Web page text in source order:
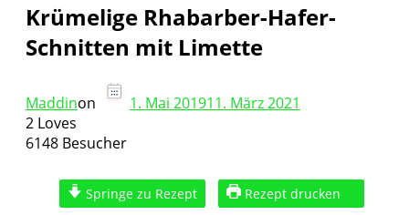
Krümelige Rhabarber-Hafer-
Schnitten mit Limette
Maddinon 1. Mai 201911. März 2021
2 Loves
6148 Besucher
Springe zu Rezept Rezept drucken